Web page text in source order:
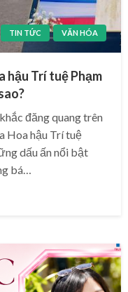
TIN TỨC VĂN HÓA
hậu Trí tuệ Phạm
đăng quang trên
Hoa hậu Trí tuệ
dấu ấn nổi bật
bá…